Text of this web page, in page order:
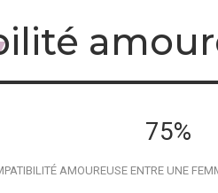
75%
AMOUREUSE ENTRE UNE